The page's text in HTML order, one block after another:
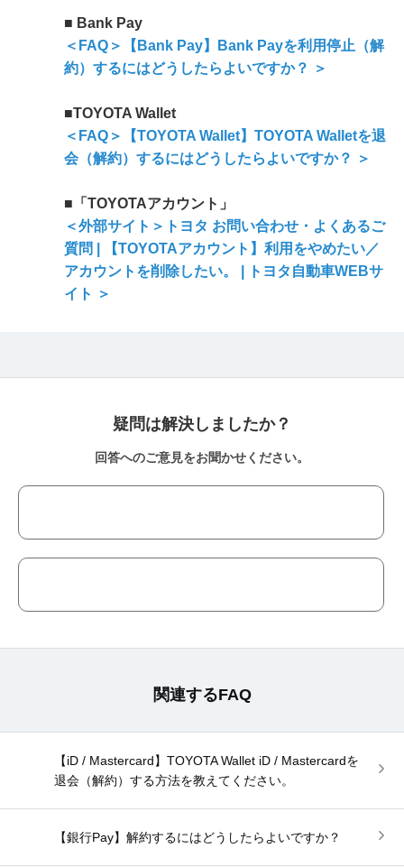
■ Bank Pay
＜FAQ＞【Bank Pay】Bank Payを利用停止（解
約）するにはどうしたらよいですか？ ＞
■TOYOTA Wallet
＜FAQ＞【TOYOTA Wallet】TOYOTA Walletを退
会（解約）するにはどうしたらよいですか？ ＞
■「TOYOTAアカウント」
＜外部サイト＞トヨタ お問い合わせ・よくあるご
質問 | 【TOYOTAアカウント】利用をやめたい／
アカウントを削除したい。 | トヨタ自動車WEBサ
イト ＞
疑問は解決しましたか？
回答へのご意見をお聞かせください。
関連するFAQ
【iD / Mastercard】TOYOTA Wallet iD / Mastercardを
退会（解約）する方法を教えてください。
【銀行Pay】解約するにはどうしたらよいですか？